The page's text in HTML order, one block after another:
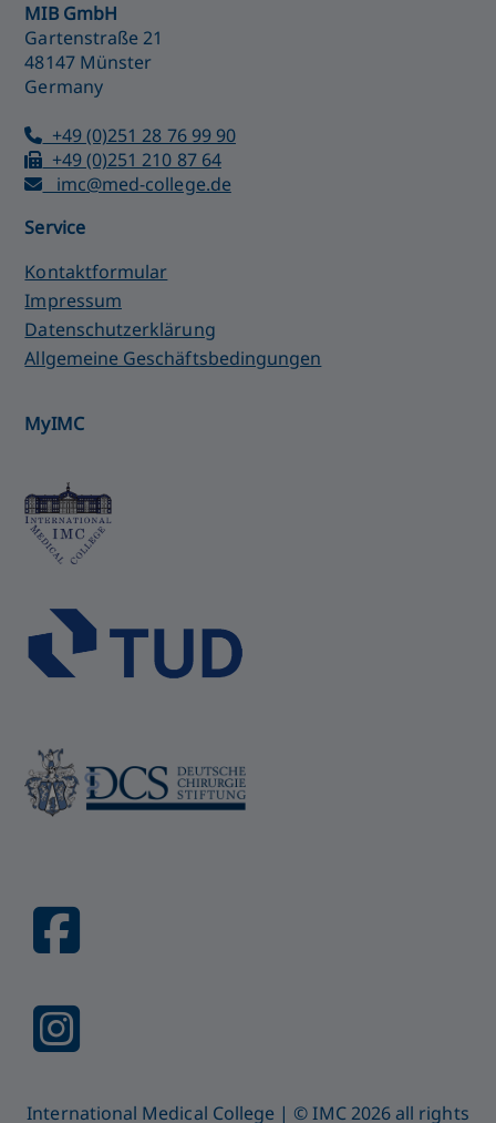
MIB GmbH
Gartenstraße 21
48147 Münster
Germany
+49 (0)251 28 76 99 90
+49 (0)251 210 87 64
imc@med-college.de
Service
Kontaktformular
Impressum
Datenschutzerklärung
Allgemeine Geschäftsbedingungen
MyIMC
International Medical College | © IMC 2026 all rights